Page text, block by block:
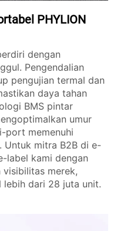
PHYLION
dengan
Pengendalian
pengujian termal dan
daya tahan
BMS pintar
umur
port memenuhi
Untuk mitra B2B di e-
label kami dengan
visibilitas merek,
lebih dari 28 juta unit.